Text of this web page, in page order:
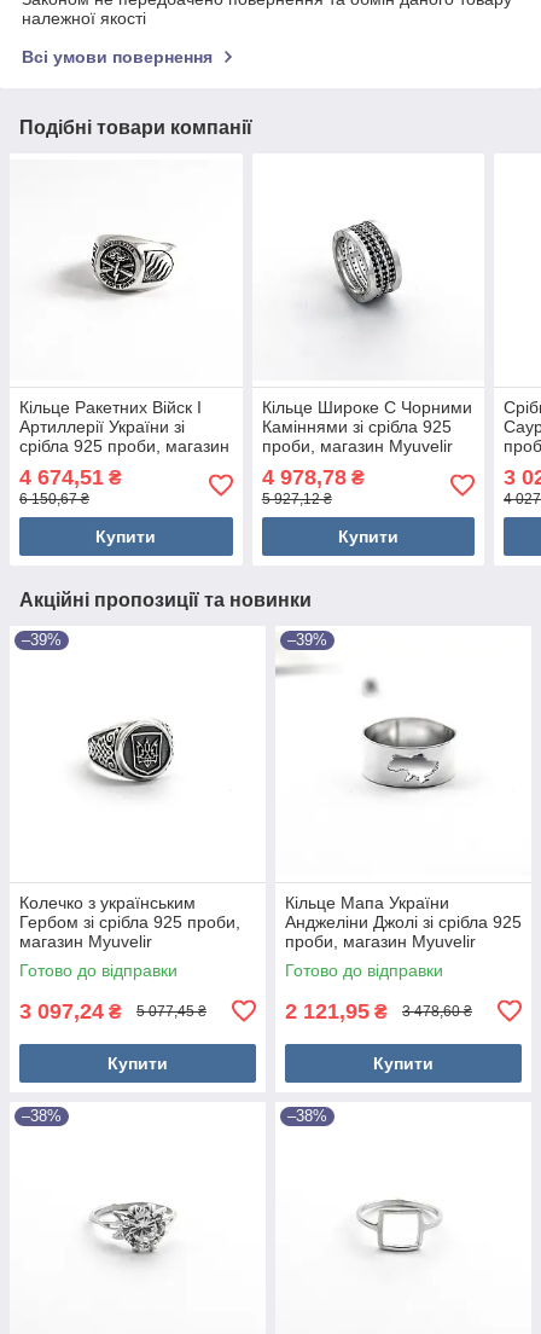
належної якості
Всі умови повернення
Подібні товари компанії
Кільце Ракетних Війск І
Артиллерії України зі
срібла 925 проби, магазин
4 674,51 ₴
6 150,67 ₴
Купити
Кільце Широке C Чорними
Каміннями зі срібла 925
проби, магазин Myuvelir
4 978,78₴
5 927,12 ₴
Купити
3
4
Акційні пропозиції та новинки
–39%
Колечко з українським
Гербом зі срібла 925 проби,
магазин Myuvelir
Готово до відправки
3 097,24 ₴ 5 077,45 ₴
Купити
–39%
Кільце Мапа України
Анджеліни Джолі зі срібла 925
проби, магазин Myuvelir
Готово до відправки
2 121,95 ₴ 3 478,60 ₴
Купити
–38% –38%